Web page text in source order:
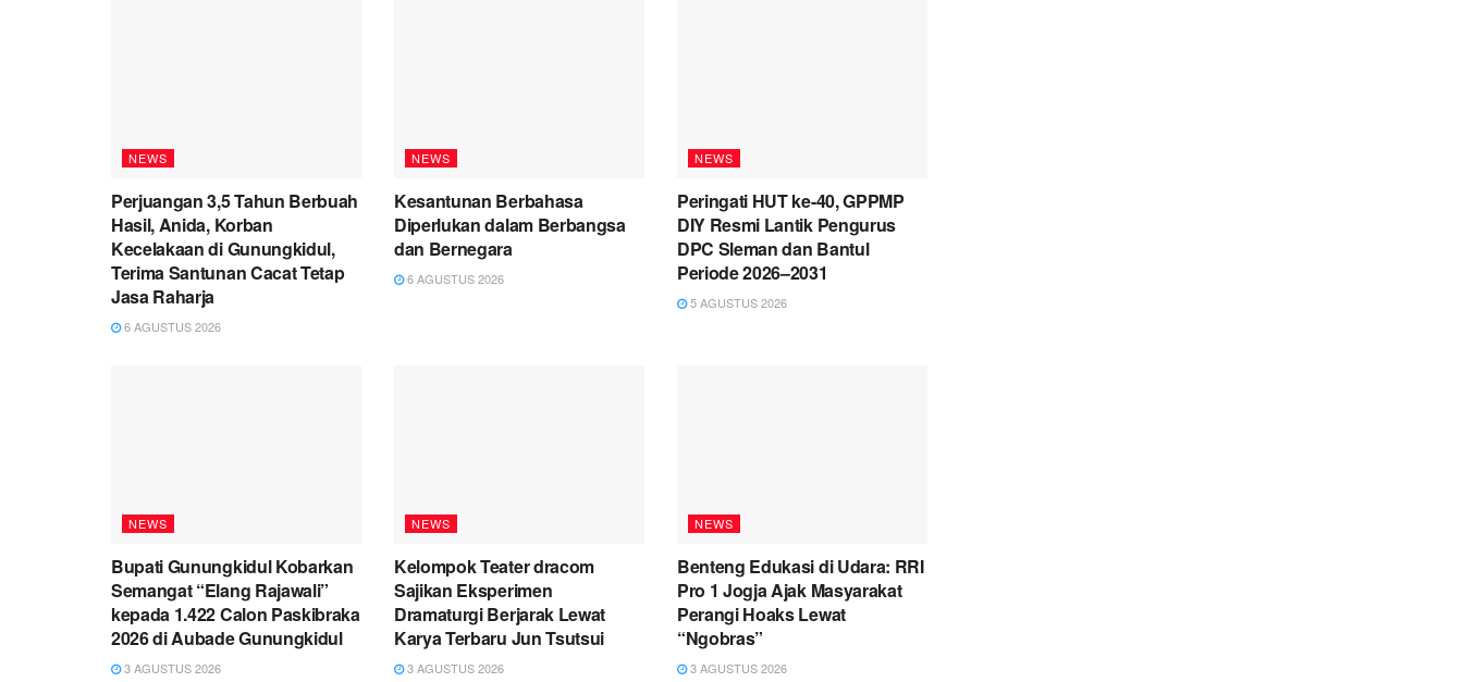
NEWS
Perjuangan 3,5 Tahun Berbuah
Hasil, Anida, Korban
Kecelakaan di Gunungkidul,
Terima Santunan Cacat Tetap
Jasa Raharja
6 AGUSTUS 2026
NEWS
Kesantunan Berbahasa
Diperlukan dalam Berbangsa
dan Bernegara
6 AGUSTUS 2026
NEWS
Peringati HUT ke-40, GPPMP
DIY Resmi Lantik Pengurus
DPC Sleman dan Bantul
Periode 2026–2031
5 AGUSTUS 2026
NEWS
Bupati Gunungkidul Kobarkan
Semangat “Elang Rajawali”
kepada 1.422 Calon Paskibraka
2026 di Aubade Gunungkidul
3 AGUSTUS 2026
NEWS
Kelompok Teater dracom
Sajikan Eksperimen
Dramaturgi Berjarak Lewat
Karya Terbaru Jun Tsutsui
3 AGUSTUS 2026
NEWS
Benteng Edukasi di Udara: RRI
Pro 1 Jogja Ajak Masyarakat
Perangi Hoaks Lewat
“Ngobras”
3 AGUSTUS 2026